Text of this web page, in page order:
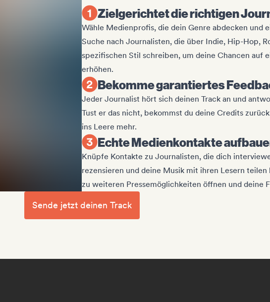
Zielgerichtet die richtigen
Wähle Medienprofis, die dein Genre abdecken und
Suche nach Journalisten, die über Indie, Hip-Hop,
spezifischen Stil schreiben, um deine Chancen auf
erhöhen.
Bekomme garantiertes
Jeder Journalist hört sich deinen Track an und
Tust er das nicht, bekommst du deine Credits
ins Leere mehr.
Echte Medienkontakte
Knüpfe Kontakte zu Journalisten, die dich
rezensieren und deine Musik mit ihren Lesern teilen
zu weiteren Pressemöglichkeiten öffnen und deine
Sende jetzt deinen Track